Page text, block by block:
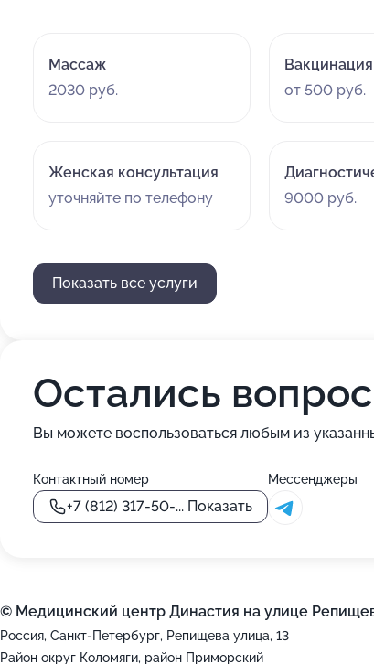
Массаж
2030 руб.
Вакцинация
от 500 руб.
Женская консультация
уточняйте по телефону
9000 руб.
Показать все услуги
Остались
Вы можете воспользоваться любым из
Контактный номер
+7 (812) 317-50-... Показать
Мессенджеры
© Медицинский центр Династия на улице
Россия, Санкт-Петербург, Репищева улица, 13
Район округ Коломяги, район Приморский